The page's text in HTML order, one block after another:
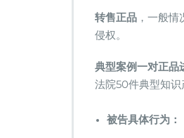
转售正品 ，一般
侵权。
典型案例一对正品
法院50件典型知识
被告具体行为：